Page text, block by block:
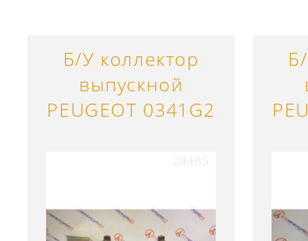
Б/У коллектор
выпускной
PEUGEOT 0341G2